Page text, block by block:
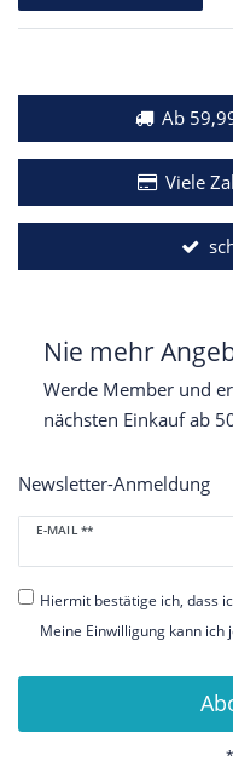
Ab
Viele
Nie mehr
Werde Member und
nächsten Einkauf ab
Newsletter-Anmeldung
E-MAIL **
Newsletter
Honig
Hiermit bestätige ich, dass
Meine Einwilligung kann